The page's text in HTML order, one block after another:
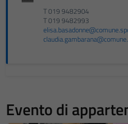
T 019 9482904
T 019 9482993
Evento di